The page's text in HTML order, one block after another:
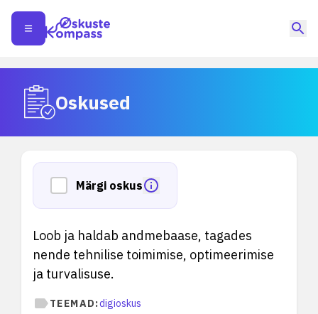
Oskused
Märgi oskus
Loob ja haldab andmebaase, tagades
nende tehnilise toimimise, optimeerimise
ja turvalisuse.
TEEMAD:digioskus